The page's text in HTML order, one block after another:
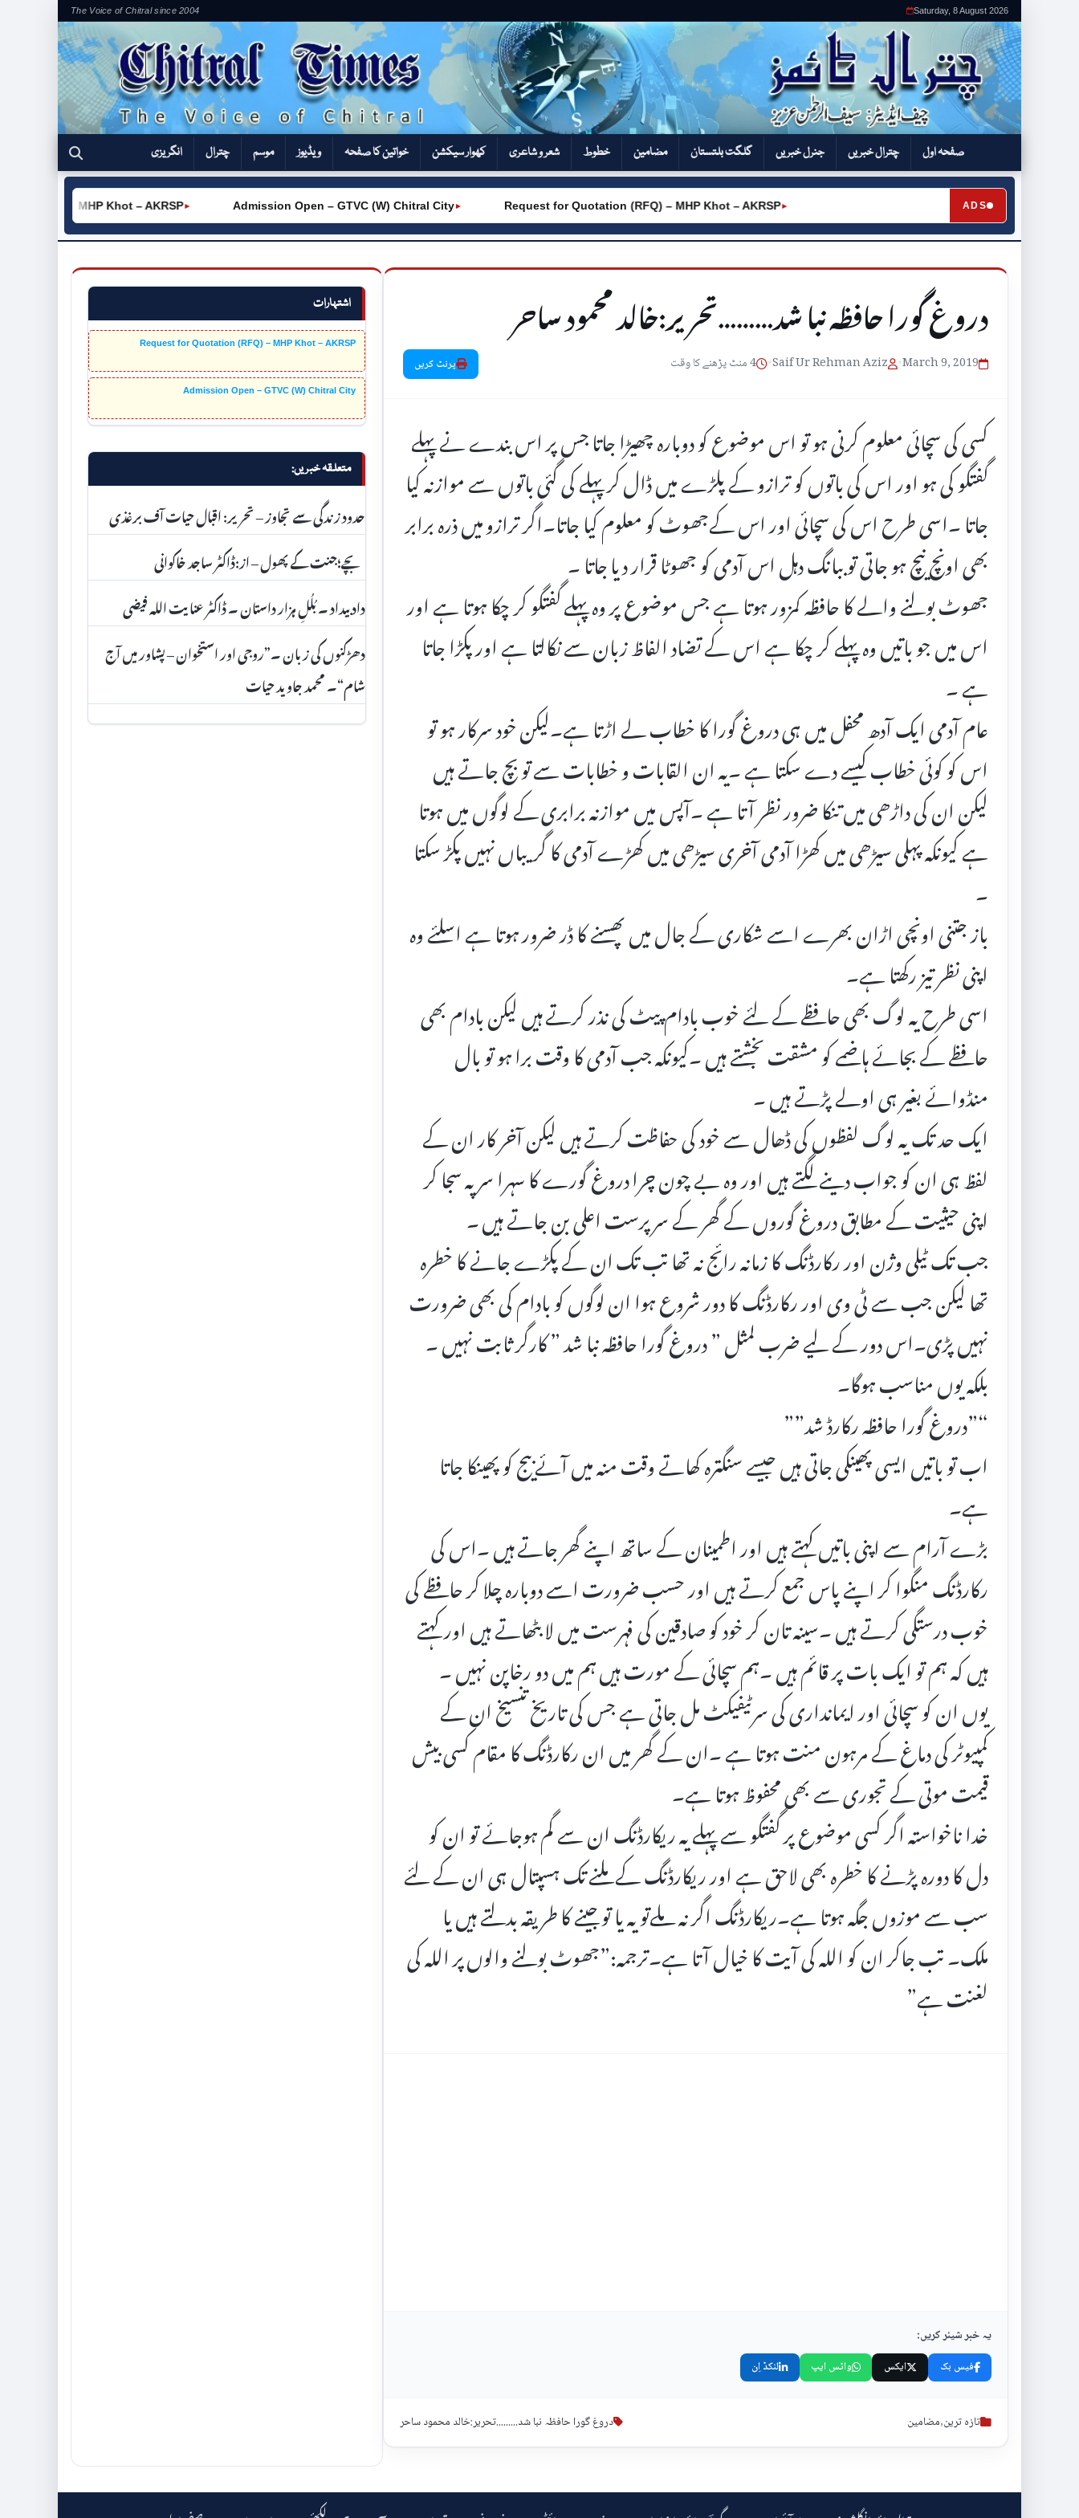
The Voice of Chitral since 2004 Saturday, 8 August 2026
صفحہ اول چترال خبریں جنرل خبریں گلگت بلتستان مضامین خطوط شعر و شاعری کھوار سیکشن‎ خواتین کا صفحہ ویڈیوز موسم چترال انگریزی
ADS
►
– MHP Khot – AKRSP ►
Request for Quotation (RFQ) – MHP Khot – AKRSP
►
Admission Open – GTVC (W) Chitral City
اشتہارات
Request for Quotation (RFQ) – MHP Khot – AKRSP
Admission Open – GTVC (W) Chitral City
متعلقہ خبریں:
حدود زندگی سے تجاوز – تحریر: اقبال حیات آف برغذی
بچے؛جنت کے پھول – از:ڈاکٹر ساجد خاکوانی
داد بیداد ۔ بُلُلِ ہزار داستان ۔ ڈاکٹر عنا یت اللہ فیضی
دھڑکنوں کی زبان ۔”روجی اور استخوان – پشاور میں آج
شام“۔ محمد جاوید حیات
دروغ گورا حافظہ نبا شد………تحریر:خالد محمود ساحر
March 9, 2019
•
Saif Ur Rehman Aziz
• 4 منٹ پڑھنے کا وقت پرنٹ کریں
کسی کی سچائی معلوم کرنی ہو تو اس موضوع کو دوبارہ چھیڑا جاتا جس پر اس بندے نے پہلے
گفتگو کی ہو اور اس کی باتوں کو ترازو کے پلڑے میں ڈال کر پہلے کی گئی باتوں سے موازنہ کیا
جاتا ۔اسی طرح اس کی سچائی اور اس کےجھوٹ کو معلوم کیا جاتا۔اگر ترازو میں ذرہ برابر
بھی اونچ نیچ ہو جاتی تو ببانگ دہل اس آدمی کو جھوٹا قرار دیا جاتا ۔
جھوٹ بولنے والے کا حافظہ کمزور ہوتا ہے جس موضوع پر وہ پہلے گفتگو کر چکا ہوتا ہے اور
اس میں جو باتیں وہ پہلے کر چکا ہے اس کے تضاد الفاظ زبان سے نکالتا ہے اور پکڑا جاتا
ہے ۔
عام آدمی ایک آدھ محفل میں ہی دروغ گورا کا خطاب لے اڑتا ہے۔لیکن خود سرکار ہو تو
اس کو کوئی خطاب کیسے دے سکتا ہے ۔یہ ان القابات و خطابات سے تو بچ جاتے ہیں
لیکن ان کی داڑھی میں تنکا ضرور نظر آتا ہے ۔آپس میں موازنہ برابری کے لوگوں میں ہوتا
ہے کیونکہ پہلی سیڑھی میں کھڑا آدمی آخری سیڑھی میں کھڑے آدمی کا گریباں نہیں پکڑ سکتا
۔
باز جتنی اونچی اڑان بھرے اسے شکاری کے جال میں پھسنے کا ڈر ضرور ہوتا ہے اسلئے وہ
اپنی نظر تیز رکھتا ہے۔
اسی طرح یہ لوگ بھی حافظے کے لئے خوب بادام پیٹ کی نذر کرتے ہیں لیکن بادام بھی
حافظے کے بجائے ہاضمے کو مشقت بخشتے ہیں ۔کیونکہ جب آدمی کا وقت برا ہو تو بال
منڈوائے بغیر ہی اولے پڑتے ہیں ۔
ایک حد تک یہ لوگ لفظوں کی ڈھال سے خود کی حفاظت کرتے ہیں لیکن آخر کار ان کے
لفظ ہی ان کو جواب دینے لگتے ہیں اور وہ بے چون چرا دروغ گورے کا سہرا سر پہ سجا کر
اپنی حیثیت کے مطابق دروغ گوروں کے گھر کے سرپرست اعلی بن جاتے ہیں ۔
جب تک ٹیلی وژن اور رکارڈنگ کا زمانہ رائج نہ تھا تب تک ان کے پکڑے جانے کا خطرہ
تھا لیکن جب سے ٹی وی اور رکارڈنگ کا دور شروع ہوا ان لوگوں کو بادام کی بھی ضرورت
نہیں پڑی۔اس دور کے لیے ضرب لمثل ” دروغ گورا حافظہ نبا شد ” کارگر ثابت نہیں ۔
بلکہ یوں مناسب ہوگا۔
“”دروغ گورا حافظہ رکارڈ شد””
اب تو باتیں ایسی پھینکی جاتی ہیں جیسے سنگترہ کھاتے وقت منہ میں آئے بیج کو پھینکا جاتا
ہے۔
بڑے آرام سے اپنی باتیں کہتے ہیں اور اطمینان کے ساتھ اپنے گھر جاتے ہیں ۔اس کی
رکارڈنگ منگوا کر اپنے پاس جمع کرتے ہیں اور حسب ضرورت اسے دوبارہ چلا کر حافظے کی
خوب درستگی کرتے ہیں ۔سینہ تان کر خود کو صادقین کی فہرست میں لا بٹھاتے ہیں اور کہتے
ہیں کہ ہم تو ایک بات پر قائم ہیں ۔ہم سچائی کے مورت ہیں ہم میں دو رخاپن نہیں ۔
یوں ان کو سچائی اور ایمانداری کی سرٹیفیکٹ مل جاتی ہے جس کی تاریخ تنسیخ ان کے
کمپیوٹر کی دماغ کے مرہون منت ہوتا ہے ۔ان کے گھر میں ان رکارڈنگ کا مقام کسی بیش
قیمت موتی کے تجوری سے بھی محفوظ ہوتا ہے۔
خدا ناخواستہ اگر کسی موضوع پر گفتگو سے پہلے یہ ریکارڈنگ ان سے گم ہوجائے تو ان کو
دل کا دورہ پڑنے کا خطرہ بھی لاحق ہے اور ریکارڈنگ کے ملنے تک ہسپتال ہی ان کے لئے
سب سے موزوں جگہ ہوتا ہے۔ریکارڈنگ اگر نہ ملےتو یہ یا تو جینے کا طریقہ بدلتے ہیں یا
ملک۔ تب جاکر ان کو اللہ کی آیت کا خیال آتا ہے۔ترجمہ:”جھوٹ بولنے والوں پر اللہ کی
لغنت ہے”
یہ خبر شیئر کریں:
فیس بک ایکس واٹس ایپ لنکڈ اِن
تازہ ترین,مضامین دروغ گورا حافظہ نبا شد.........تحریر:خالد محمود ساحر